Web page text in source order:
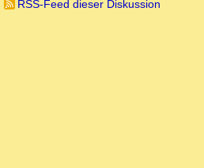
RSS-Feed dieser Diskussion